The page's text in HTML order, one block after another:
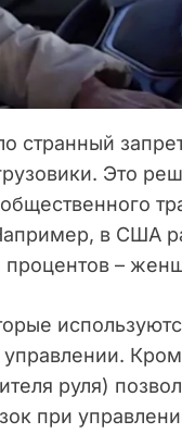
странный
Это
в США
процентов –
руля)
при